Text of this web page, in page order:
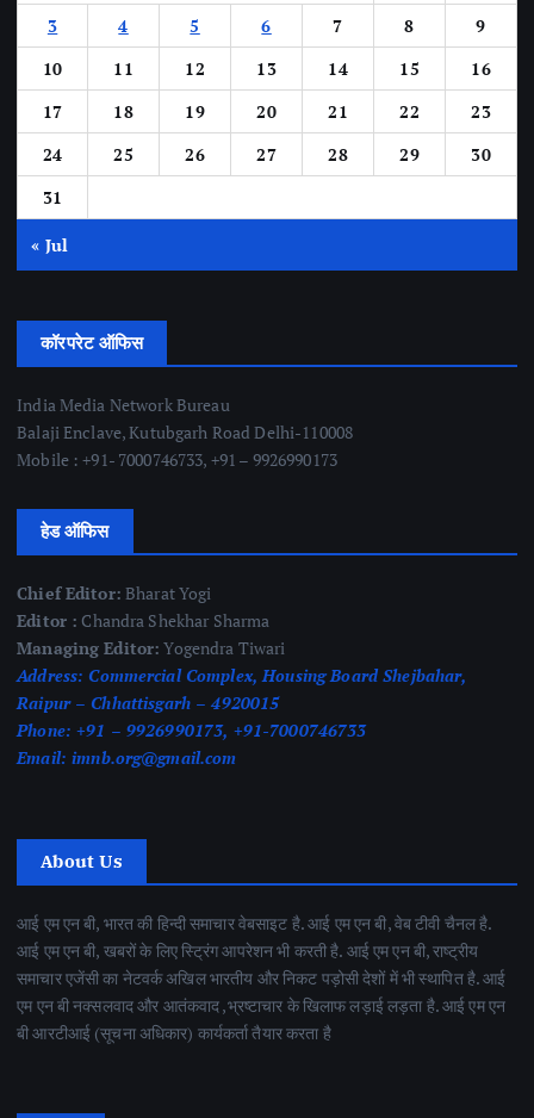
3
4 5 6 7 8
9
10
11 12 13 14 15
16
17
18 19 20 21 22
23
24
25 26 27 28 29
30
31
« Jul
कॉरपरेट ऑफिस
India Media Network Bureau
Balaji Enclave, Kutubgarh Road Delhi-110008
Mobile : +91- 7000746733, +91 – 9926990173
हेड ऑफिस
Chief Editor: Bharat Yogi
Editor : Chandra Shekhar Sharma
Managing Editor: Yogendra Tiwari
Address: Commercial Complex, Housing Board Shejbahar,
Raipur – Chhattisgarh – 4920015
Phone: +91 – 9926990173, +91-7000746733
Email: imnb.org@gmail.com
About Us
आई एम एन बी, भारत की हिन्दी समाचार वेबसाइट है. आई एम एन बी, वेब टीवी चैनल है.
आई एम एन बी, खबरों के लिए स्ट्रिंग आपरेशन भी करती है. आई एम एन बी, राष्ट्रीय
समाचार एजेंसी का नेटवर्क अखिल भारतीय और निकट पड़ोसी देशों में भी स्थापित है. आई
एम एन बी नक्सलवाद और आतंकवाद ,भ्रष्टाचार के खिलाफ लड़ाई लड़ता है. आई एम एन
बी आरटीआई (सूचना अधिकार) कार्यकर्ता तैयार करता है